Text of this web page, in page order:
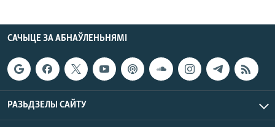
САЧЫЦЕ ЗА АБНАЎЛЕНЬНЯМІ
РАЗЬДЗЕЛЫ САЙТУ